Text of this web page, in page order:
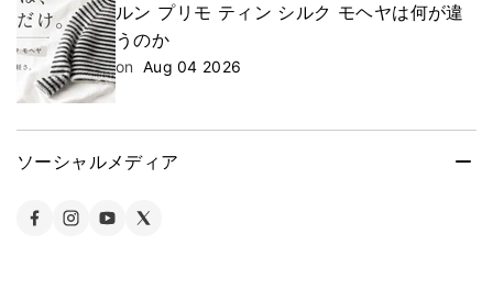
ルン プリモ ティン シルク モヘヤは何が違
うのか
on Aug 04 2026
ソーシャルメディア